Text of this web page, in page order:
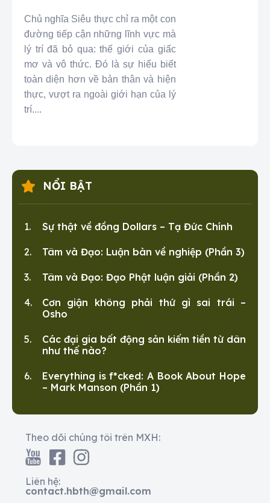
Chủ nghĩa Siêu thực chỉ ra một con
đường tiếp cận những lĩnh vực mà
lý trí đã bỏ qua: thế giới của giấc
mơ và vô thức. Đó là sự hiểu biết
toàn diện hơn về bản thân và hiện
thực, vượt ra ngoài giới hạn của lý
trí....
NỔI BẬT
Sự thật về đồng Dollars – Tạ Đức Chính
Tâm và Đạo: Luận bàn về nghiệp (Phần 3)
Tâm và Đạo: Đạo Phật luận giải (Phần 2)
Cơn giận không phải thứ gì sai trái –
Osho
Các đại gia bất động sản kiếm tiền từ dân
như thế nào?
Everything is f*cked: A Book About Hope
– Mark Manson (Phần 1)
Theo dõi chúng tôi trên MXH:
Liên hệ:
contact.hbth@gmail.com